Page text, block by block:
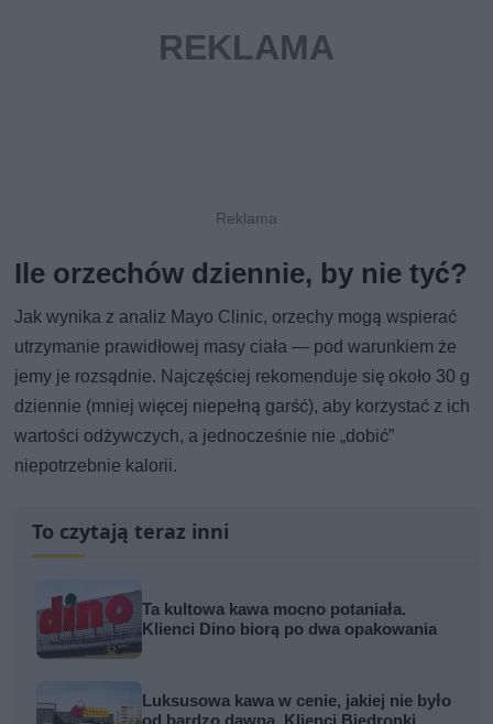
Ile orzechów dziennie, by nie tyć?
Jak wynika z analiz Mayo Clinic, orzechy mogą wspierać
utrzymanie prawidłowej masy ciała — pod warunkiem że
jemy je rozsądnie. Najczęściej rekomenduje się około 30 g
dziennie (mniej więcej niepełną garść), aby korzystać z ich
wartości odżywczych, a jednocześnie nie „dobić”
niepotrzebnie kalorii.
To czytają teraz inni
Ta kultowa kawa mocno potaniała.
Klienci Dino biorą po dwa opakowania
Luksusowa kawa w cenie, jakiej nie było